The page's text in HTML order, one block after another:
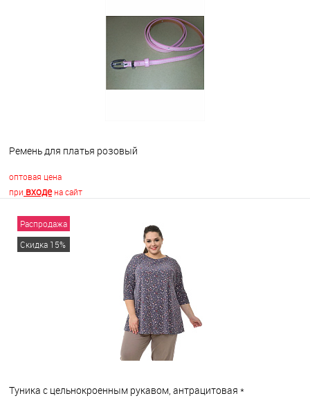
Недоступно
Ремень для платья розовый
оптовая цена
при входена сайт
В корзину
Распродажа
Скидка 15%
Туника с цельнокроенным рукавом, антрацитовая *